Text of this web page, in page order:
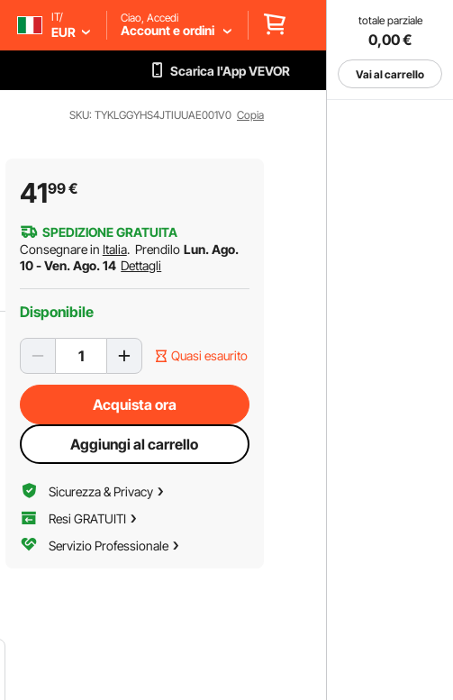
totale parziale
0,00€
Vai al carrello
IT/
EUR
Ciao, Accedi
Account e ordini
Scarica l'App VEVOR
SKU: TYKLGGYHS4JTIUUAE001V0 Copia
4199€
SPEDIZIONE GRATUITA
Consegnare in Italia. Prendilo Lun. Ago.
10 - Ven. Ago. 14 Dettagli
Disponibile
Quasi esaurito
Acquista ora
Aggiungi al carrello
Sicurezza & Privacy
Resi GRATUITI
Servizio Professionale